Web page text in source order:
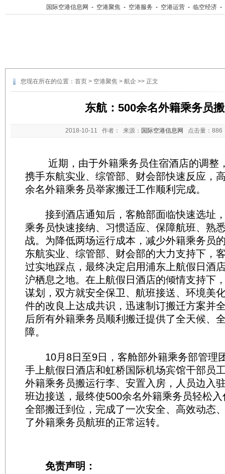
国际空港信息网 - 空港聚焦 - 空港服务 - 空港运营 - 临空经济 -
您现在所在的位置： 首页 > 空港聚焦 > 航企 >> 正文
东航：500余名外籍乘务员
2018-10-11 作者： 来源： 国际空港信息网 点击量：
近期，由于外籍乘务员住宿酒店的调整
携手东航实业、综管部、财会部快速反应，
余名外籍乘务员举家搬迁工作顺利完成。
接到酒店通知后，客舱部面临快速选址
乘务员快速接纳、习惯适应、保障航班、熟
战。为降低两场运行成本，减少外籍乘务员
东航实业、综管部、财会部的大力支持下，
过实地踩点，最终决定启用浦东上航假日酒
沪栖息之地。在上航假日酒店的倾情支持下
谋划，双方就安全保卫、航班接送、环境美
件的改良上达成共识，迅速制订搬迁方案并
后所有外籍乘务员顺利搬迁提供了全天候、
障。
10月8日至9日，客舱部外籍乘务部管理
手上航假日酒店和虹桥国际机场宾馆干部员
外籍乘务员搬运行李、安置入房，人员边入
班边接送，最终使500余名外籍乘务员轻松
全部搬迁到位，完成了一次安全、高效动态
了外籍乘务员航班的正常运转。
免责声明：